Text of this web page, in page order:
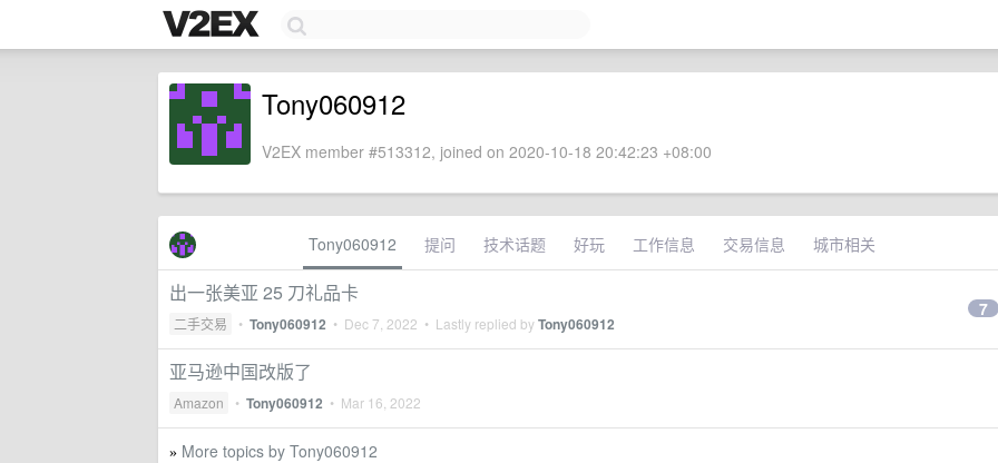
Tony060912
V2EX member #513312, joined on 2020-10-18 20:42:23 +08:00
Tony060912 提问 技术话题 好玩 工作信息 交易信息 城市相关
出一张美亚 25 刀礼品卡
二手交易 • Tony060912 • Dec 7, 2022 • Lastly replied byTony060912
7
亚马逊中国改版了
Amazon • Tony060912 • Mar 16, 2022
» More topics by Tony060912